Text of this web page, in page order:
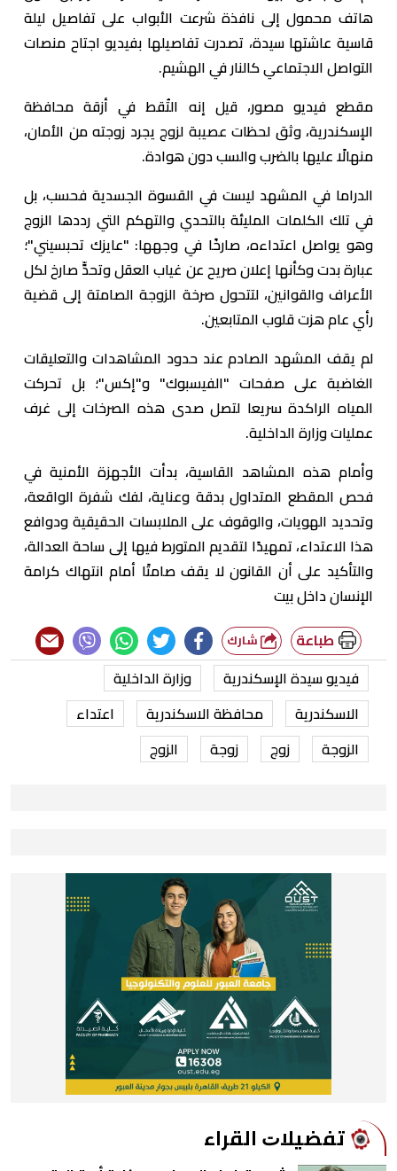
هاتف محمول إلى نافذة شرعت الأبواب على تفاصيل ليلة
قاسية عاشتها سيدة، تصدرت تفاصيلها بفيديو اجتاح منصات
التواصل الاجتماعي كالنار في الهشيم.
مقطع فيديو مصور، قيل إنه التُقط في أزقة محافظة
الإسكندرية، وثق لحظات عصيبة لزوج يجرد زوجته من الأمان،
منهالًا عليها بالضرب والسب دون هوادة.
الدراما في المشهد ليست في القسوة الجسدية فحسب، بل
في تلك الكلمات المليئة بالتحدي والتهكم التي رددها الزوج
وهو يواصل اعتداءه، صارخًا في وجهها: "عايزك تحبسيني"؛
عبارة بدت وكأنها إعلان صريح عن غياب العقل وتحدٍّ صارخ لكل
الأعراف والقوانين، لتتحول صرخة الزوجة الصامتة إلى قضية
رأي عام هزت قلوب المتابعين.
لم يقف المشهد الصادم عند حدود المشاهدات والتعليقات
الغاضبة على صفحات "الفيسبوك" و"إكس"؛ بل تحركت
المياه الراكدة سريعا لتصل صدى هذه الصرخات إلى غرف
عمليات وزارة الداخلية.
وأمام هذه المشاهد القاسية، بدأت الأجهزة الأمنية في
فحص المقطع المتداول بدقة وعناية، لفك شفرة الواقعة،
وتحديد الهويات، والوقوف على الملابسات الحقيقية ودوافع
هذا الاعتداء، تمهيدًا لتقديم المتورط فيها إلى ساحة العدالة،
والتأكيد على أن القانون لا يقف صامتًا أمام انتهاك كرامة
الإنسان داخل بيت
طباعة
فيديو سيدة الإسكندرية
وزارة الداخلية
الاسكندرية
محافظة الاسكندرية
اعتداء
الزوجة
زوج زوجة الزوج
ﺗﻔﻀﻴﻼﺕ اﻟﻘﺮاء